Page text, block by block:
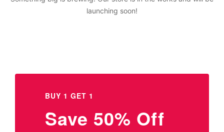
launching soon!
BUY 1 GET 1
Save 50% Off